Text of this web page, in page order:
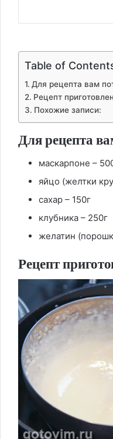
Table of
Для рецепта вам
Рецепт
Похожие записи:
Для рецепта
маскарпоне –
яйцо (желтки
сахар – 150г
клубника – 250г
желатин
Рецепт